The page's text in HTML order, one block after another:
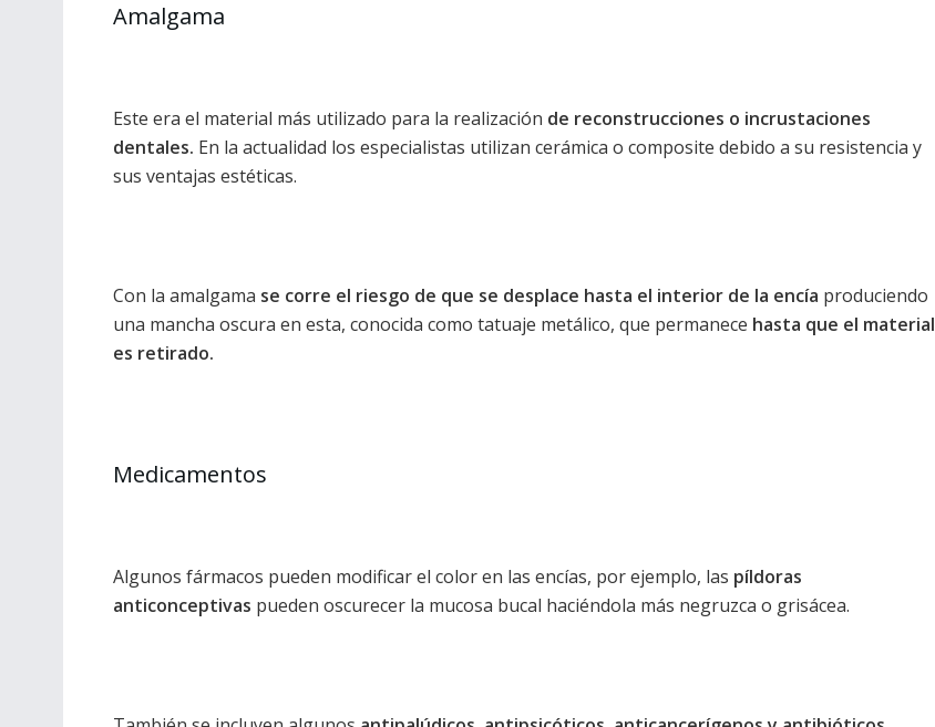
Amalgama
Este era el material más utilizado para la realización de reconstrucciones o incrustaciones
dentales. En la actualidad los especialistas utilizan cerámica o composite debido a su resistencia y
sus ventajas estéticas.
Con la amalgama se corre el riesgo de que se desplace hasta el interior de la encía produciendo
una mancha oscura en esta, conocida como tatuaje metálico, que permanece hasta que el material
es retirado.
Medicamentos
Algunos fármacos pueden modificar el color en las encías, por ejemplo, las píldoras
anticonceptivas pueden oscurecer la mucosa bucal haciéndola más negruzca o grisácea.